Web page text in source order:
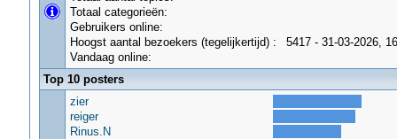
Totaal categorieën:
Gebruikers online:
Hoogst aantal bezoekers (tegelijkertijd) :
5417 - 31-03-2026,
Vandaag online:
Top 10 posters
zier
reiger
Rinus.N